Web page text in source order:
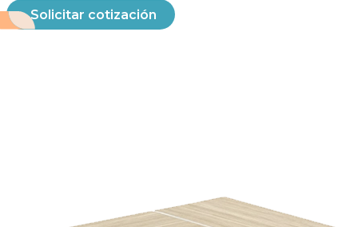
Solicitar cotización